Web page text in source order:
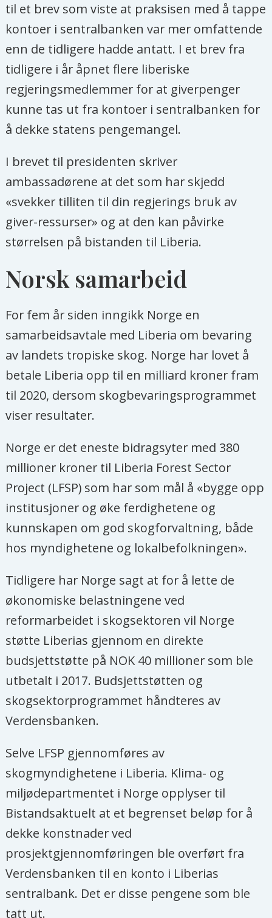
til et brev som viste at praksisen med å tappe
kontoer i sentralbanken var mer omfattende
enn de tidligere hadde antatt. I et brev fra
tidligere i år åpnet flere liberiske
regjeringsmedlemmer for at giverpenger
kunne tas ut fra kontoer i sentralbanken for
å dekke statens pengemangel.
I brevet til presidenten skriver
ambassadørene at det som har skjedd
«svekker tilliten til din regjerings bruk av
giver-ressurser» og at den kan påvirke
størrelsen på bistanden til Liberia.
Norsk samarbeid
For fem år siden inngikk Norge en
samarbeidsavtale med Liberia om bevaring
av landets tropiske skog. Norge har lovet å
betale Liberia opp til en milliard kroner fram
til 2020, dersom skogbevaringsprogrammet
viser resultater.
Norge er det eneste bidragsyter med 380
millioner kroner til Liberia Forest Sector
Project (LFSP) som har som mål å «bygge opp
institusjoner og øke ferdighetene og
kunnskapen om god skogforvaltning, både
hos myndighetene og lokalbefolkningen».
Tidligere har Norge sagt at for å lette de
økonomiske belastningene ved
reformarbeidet i skogsektoren vil Norge
støtte Liberias gjennom en direkte
budsjettstøtte på NOK 40 millioner som ble
utbetalt i 2017. Budsjettstøtten og
skogsektorprogrammet håndteres av
Verdensbanken.
Selve LFSP gjennomføres av
skogmyndighetene i Liberia. Klima- og
miljødepartmentet i Norge opplyser til
Bistandsaktuelt at et begrenset beløp for å
dekke konstnader ved
prosjektgjennomføringen ble overført fra
Verdensbanken til en konto i Liberias
sentralbank. Det er disse pengene som ble
tatt ut.